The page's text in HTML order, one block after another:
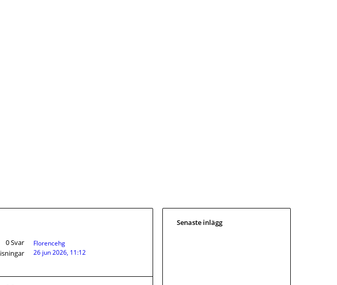
0Svar
Florencehg
26 jun 2026, 11:12
Senaste inlägg